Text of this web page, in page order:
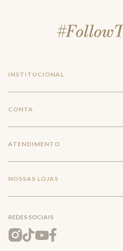
INSTITUCIONAL
Trabalhe conosco
Mapa do Site
CONTA
Meus pedidos
Wishlist
ATENDIMENTO
Entrega e Frete
NOSSAS LOJAS
REDES SOCIAIS